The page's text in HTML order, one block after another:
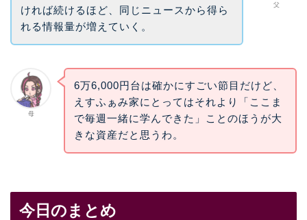
父
ければ続けるほど、同じニュースから得ら
れる情報量が増えていく。
母
6万6,000円台は確かにすごい節目だけど、
えすふぁみ家にとってはそれより「ここま
で毎週一緒に学んできた」ことのほうが大
きな資産だと思うわ。
今日のまとめ